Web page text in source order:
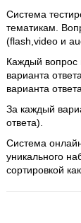
Система
тематикам.
(flash,video и
Каждый вопрос
варианта
варианта ответа.
За каждый
ответа).
Система
уникального
сортировкой